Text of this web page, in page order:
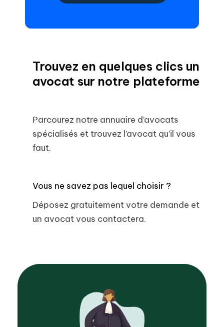
Trouvez en quelques clics un
avocat sur notre plateforme
Parcourez notre annuaire d’avocats
spécialisés et trouvez l’avocat qu’il vous
faut.
Vous ne savez pas lequel choisir ?
Déposez gratuitement votre demande et
un avocat vous contactera.